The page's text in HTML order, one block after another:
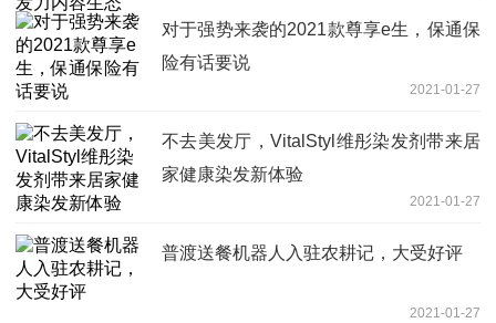
对于强势来袭的2021款尊享e生，保通保
险有话要说
2021-01-27
不去美发厅，VitalStyl维彤染发剂带来居
家健康染发新体验
2021-01-27
普渡送餐机器人入驻农耕记，大受好评
2021-01-27